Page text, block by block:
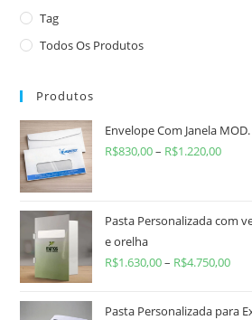
Tag
Todos Os Produtos
Produtos
Envelope Com Janela
R$830,00– R$1.220,00
Pasta Personalizada com
e orelha
R$1.630,00– R$4.750,00
Pasta Personalizada para